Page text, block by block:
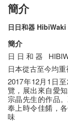
簡介
日日和器 HibiWaki
簡介
日 日 和 器
日本從古至今均
2017年12月1日
覽，展出來自愛
宗晶先生的作品
奉上時令佳餚，
味